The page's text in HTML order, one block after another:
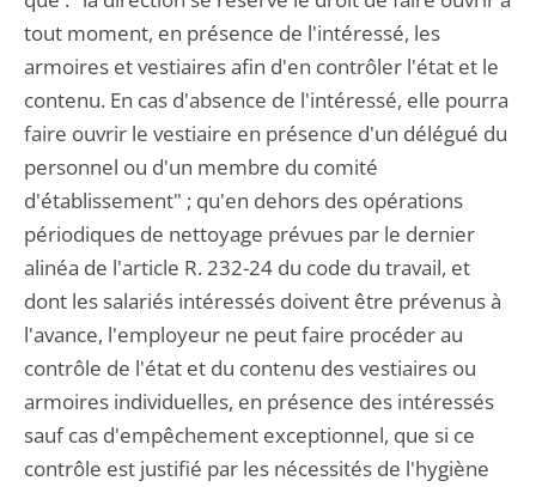
tout moment, en présence de l'intéressé, les
armoires et vestiaires afin d'en contrôler l'état et le
contenu. En cas d'absence de l'intéressé, elle pourra
faire ouvrir le vestiaire en présence d'un délégué du
personnel ou d'un membre du comité
d'établissement" ; qu'en dehors des opérations
périodiques de nettoyage prévues par le dernier
alinéa de l'article R. 232-24 du code du travail, et
dont les salariés intéressés doivent être prévenus à
l'avance, l'employeur ne peut faire procéder au
contrôle de l'état et du contenu des vestiaires ou
armoires individuelles, en présence des intéressés
sauf cas d'empêchement exceptionnel, que si ce
contrôle est justifié par les nécessités de l'hygiène